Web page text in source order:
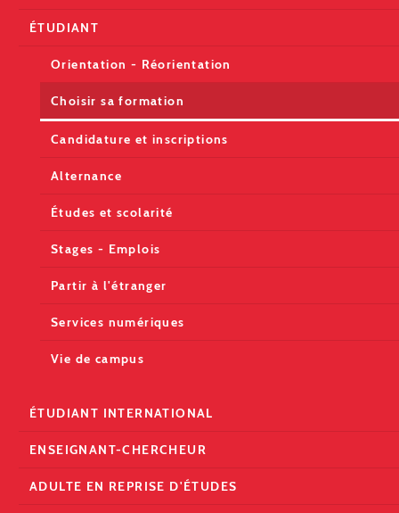
ÉTUDIANT
Orientation - Réorientation
Choisir sa formation
Candidature et inscriptions
Alternance
Études et scolarité
Stages - Emplois
Partir à l'étranger
Services numériques
Vie de campus
ÉTUDIANT INTERNATIONAL
ENSEIGNANT-CHERCHEUR
ADULTE EN REPRISE D'ÉTUDES